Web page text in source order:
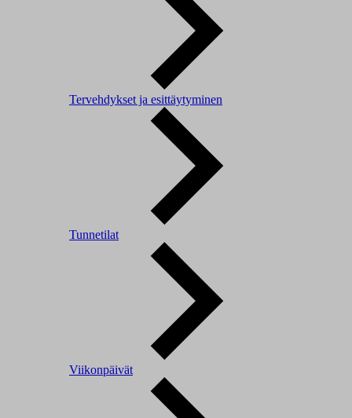
Tervehdykset ja esittäytyminen
Tunnetilat
Viikonpäivät